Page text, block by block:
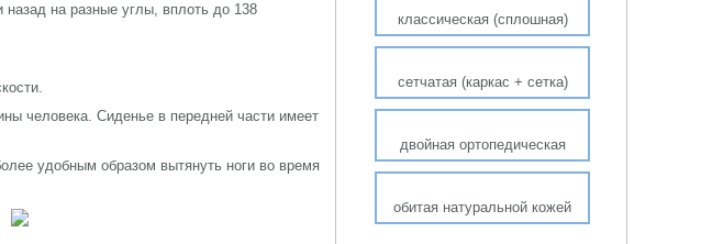
назад на разные углы, вплоть до 138
человека. Сиденье в передней части имеет
удобным образом вытянуть ноги во время
классическая (сплошная)
сетчатая (каркас + сетка)
двойная ортопедическая
обитая натуральной кожей